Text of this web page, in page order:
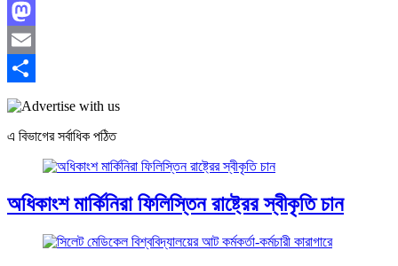
Facebook
Mastodon
Email
Share
এ বিভাগের সর্বাধিক পঠিত
অধিকাংশ মার্কিনিরা ফিলিস্তিন রাষ্ট্রের স্বীকৃতি চান